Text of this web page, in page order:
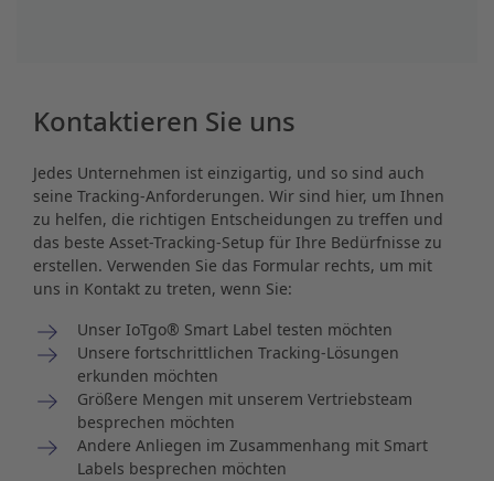
Kontaktieren Sie uns
Jedes Unternehmen ist einzigartig, und so sind auch
seine Tracking-Anforderungen. Wir sind hier, um Ihnen
zu helfen, die richtigen Entscheidungen zu treffen und
das beste Asset-Tracking-Setup für Ihre Bedürfnisse zu
erstellen. Verwenden Sie das Formular rechts, um mit
uns in Kontakt zu treten, wenn Sie:
Unser IoTgo® Smart Label testen möchten
Unsere fortschrittlichen Tracking-Lösungen
erkunden möchten
Größere Mengen mit unserem Vertriebsteam
besprechen möchten
Andere Anliegen im Zusammenhang mit Smart
Labels besprechen möchten